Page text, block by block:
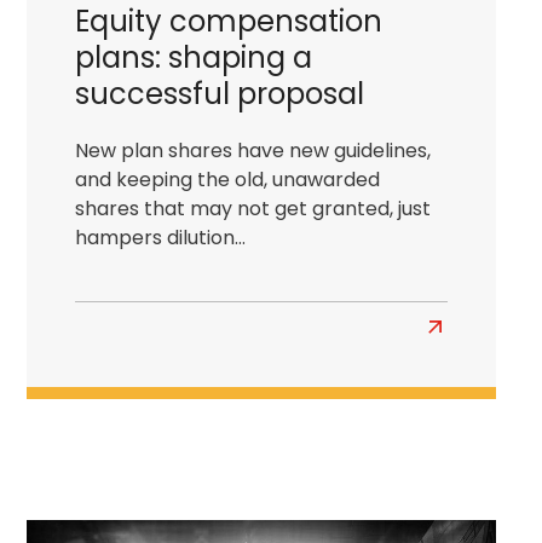
Equity compensation
plans: shaping a
successful proposal
New plan shares have new guidelines,
and keeping the old, unawarded
shares that may not get granted, just
hampers dilution…
En
plus
plans: